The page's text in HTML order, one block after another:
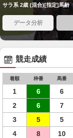
サラ系 2歳 (混合)[指定]馬齢
データ分析
競走成績
着順 枠番 馬番
1 6 6
2
6 7
3
5 5
4
8 10